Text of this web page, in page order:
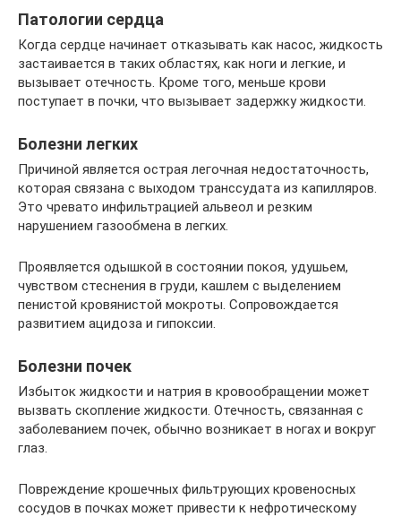
Патологии сердца
Когда сердце начинает отказывать как насос, жидкость
застаивается в таких областях, как ноги и легкие, и
вызывает отечность. Кроме того, меньше крови
поступает в почки, что вызывает задержку жидкости.
Болезни легких
Причиной является острая легочная недостаточность,
которая связана с выходом транссудата из капилляров.
Это чревато инфильтрацией альвеол и резким
нарушением газообмена в легких.
Проявляется одышкой в состоянии покоя, удушьем,
чувством стеснения в груди, кашлем с выделением
пенистой кровянистой мокроты. Сопровождается
развитием ацидоза и гипоксии.
Болезни почек
Избыток жидкости и натрия в кровообращении может
вызвать скопление жидкости. Отечность, связанная с
заболеванием почек, обычно возникает в ногах и вокруг
глаз.
Повреждение крошечных фильтрующих кровеносных
сосудов в почках может привести к нефротическому